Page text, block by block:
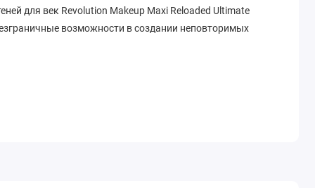
для век Revolution Makeup Maxi Reloaded Ultimate
возможности в создании неповторимых